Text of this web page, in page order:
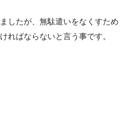
したが、無駄遣いをなくすため
ればならないと言う事です。